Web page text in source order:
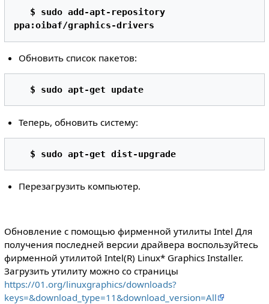
$ sudo add-apt-repository
ppa:oibaf/graphics-drivers
Обновить список пакетов:
$ sudo apt-get update
Теперь, обновить систему:
$ sudo apt-get dist-upgrade
Перезагрузить компьютер.
Обновление с помощью фирменной утилиты Intel Для
получения последней версии драйвера воспользуйтесь
фирменной утилитой Intel(R) Linux* Graphics Installer.
Загрузить утилиту можно со страницы
https://01.org/linuxgraphics/downloads?
keys=&download_type=11&download_version=All